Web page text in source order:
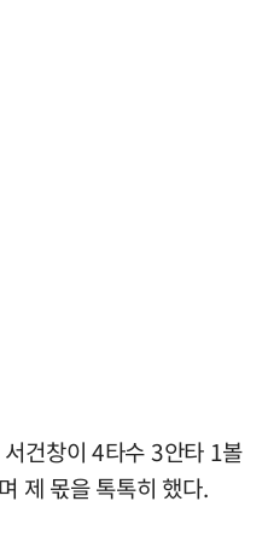
건창이 4타수 3안타 1볼
제 몫을 톡톡히 했다.